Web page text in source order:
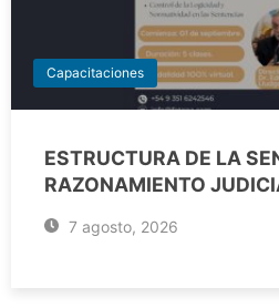
Capacitaciones
ESTRUCTURA DE LA
RAZONAMIENTO
7 agosto, 2026